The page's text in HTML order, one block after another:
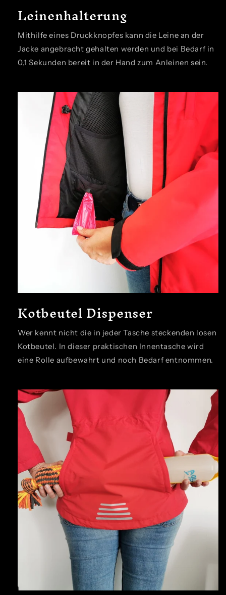
Leinenhalterung
Mithilfe eines Druckknopfes kann die Leine an der
Jacke angebracht gehalten werden und bei Bedarf in
0,1 Sekunden bereit in der Hand zum Anleinen sein.
Kotbeutel Dispenser
Wer kennt nicht die in jeder Tasche steckenden losen
Kotbeutel. In dieser praktischen Innentasche wird
eine Rolle aufbewahrt und noch Bedarf entnommen.